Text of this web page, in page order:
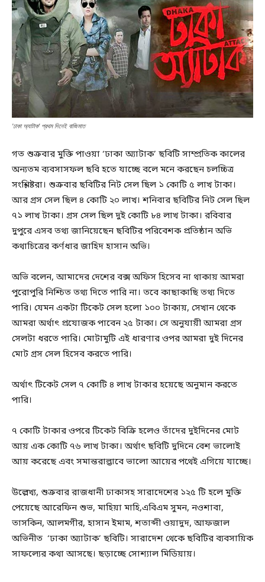
'ঢাকা অ্যাটাক' প্রথম দিনেই বাজিমাত
গত শুক্রবার মুক্তি পাওয়া ‘ঢাকা অ্যাটাক’ ছবিটি সাম্প্রতিক কালের
অন্যতম ব্যবসাসফল ছবি হতে যাচ্ছে বলে মনে করছেন চলচ্চিত্র
সংশ্লিষ্টরা। শুক্রবার ছবিটির নিট সেল ছিল ১ কোটি ৫ লাখ টাকা।
আর গ্রস সেল ছিল ৪ কোটি ২০ লাখ। শনিবার ছবিটির নিট সেল ছিল
৭১ লাখ টাকা। গ্রস সেল ছিল দুই কোটি ৮৪ লাখ টাকা। রবিবার
দুপুরে এসব তথ্য জানিয়েছেন ছবিটির পরিবেশক প্রতিষ্ঠান অভি
কথাচিত্রের কর্ণধার জাহিদ হাসান অভি।
অভি বলেন, আমাদের দেশের বক্স অফিস হিসেব না থাকায় আমরা
পুরোপুরি নিশ্চিত তথ্য দিতে পারি না। তবে কাছাকাছি তথ্য দিতে
পারি। যেমন একটা টিকেট সেল হলো ১০০ টাকায়, সেখান থেকে
আমরা অর্থাৎ প্রযোজক পাবেন ২৫ টাকা। সে অনুযায়ী আমরা গ্রস
সেলটা ধরতে পারি। মোটামুটি এই ধারণার ওপর আমরা দুই দিনের
মোট গ্রস সেল হিসেব করতে পারি।
অর্থাৎ টিকেট সেল ৭ কোটি ৪ লাখ টাকার হয়েছে অনুমান করতে
পারি।
৭ কোটি টাকার ওপরে টিকেট বিক্রি হলেও তাঁদের দুইদিনের মোট
আয় এক কোটি ৭৬ লাখ টাকা। অর্থাৎ ছবিটি দুদিনে বেশ ভালোই
আয় করেছে এবং সমান্তরাল্ভাবে ভালো আয়ের পথেই এগিয়ে যাচ্ছে।
উল্লেখ্য, শুক্রবার রাজধানী ঢাকাসহ সারাদেশের ১২৫ টি হলে মুক্তি
পেয়েছে আরেফিন শুভ, মাহিয়া মাহি,এবিএম সুমন, নওশাবা,
তাসকিন, আলমগীর, হাসান ইমাম, শতাব্দী ওয়াদুদ, আফজাল
অভিনীত ‘ঢাকা অ্যাটাক’ ছবিটি। সারাদেশ থেকে ছবিটির ব্যবসায়িক
সাফল্যের কথা আসছে। ছড়াচ্ছে সোশ্যাল মিডিয়ায়।